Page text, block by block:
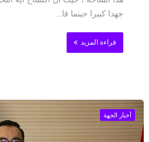
جهدا كبيرا حينما قا...
قراءة المزيد
أخبار الجهة